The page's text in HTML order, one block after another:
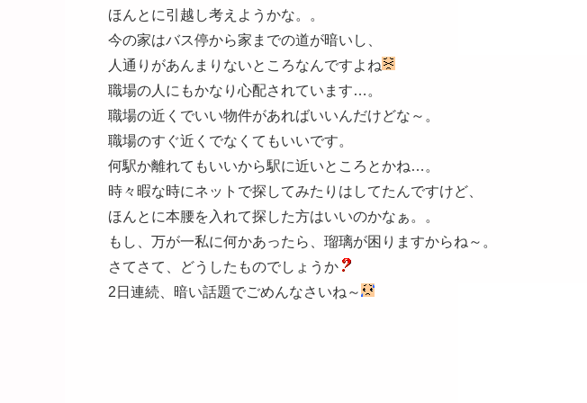
ほんとに引越し考えようかな。。
今の家はバス停から家までの道が暗いし、
人通りがあんまりないところなんですよね
職場の人にもかなり心配されています…。
職場の近くでいい物件があればいいんだけどな～。
職場のすぐ近くでなくてもいいです。
何駅か離れてもいいから駅に近いところとかね…。
時々暇な時にネットで探してみたりはしてたんですけど、
ほんとに本腰を入れて探した方はいいのかなぁ。。
もし、万が一私に何かあったら、瑠璃が困りますからね～。
さてさて、どうしたものでしょうか
2日連続、暗い話題でごめんなさいね～